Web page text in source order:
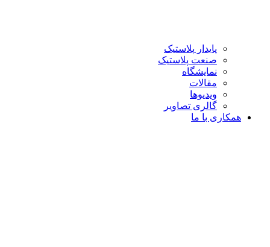
پایدار پلاستیک
صنعت پلاستیک
نمایشگاه
مقالات
ویدیوها
گالری تصاویر
همکاری با ما